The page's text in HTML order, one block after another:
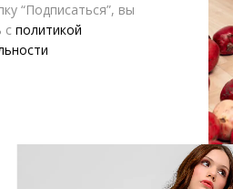
“Подписаться”, вы
с политикой